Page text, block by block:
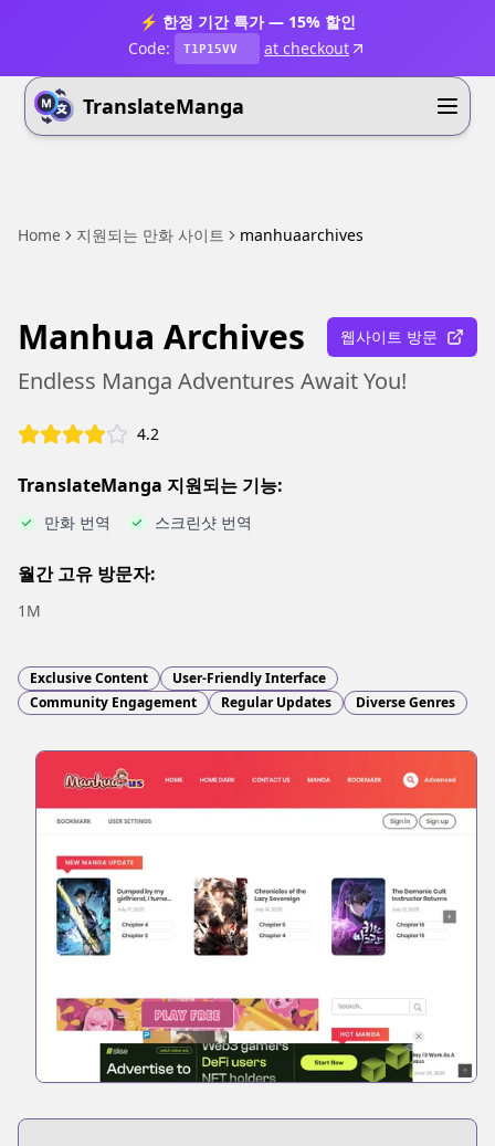
⚡ 한정 기간 특가 — 15% 할인
Code:
T1P15VV at checkout
TranslateManga
Home 지원되는 만화 사이트 manhuaarchives
Manhua Archives 웹사이트 방문
Endless Manga Adventures Await You!
4.2
TranslateManga 지원되는 기능:
만화 번역 스크린샷 번역
월간 고유 방문자:
1M
Exclusive Content
User-Friendly Interface
Community Engagement
Regular Updates Diverse Genres